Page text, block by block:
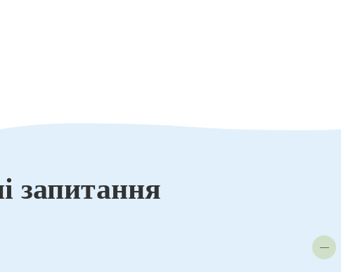
запитання